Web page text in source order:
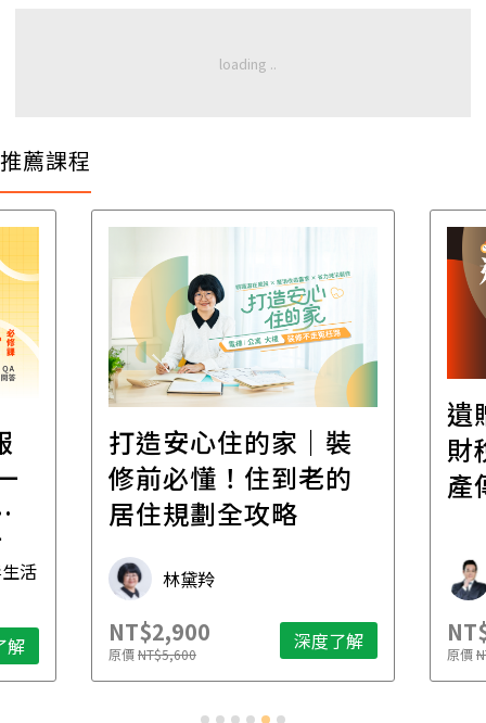
推薦課程
活
解
打造安心住的家｜裝
修前必懂！住到老的
居住規劃全攻略
林黛羚
NT$2,900
原價NT$5,600 深度了解
遺
財
產
原價